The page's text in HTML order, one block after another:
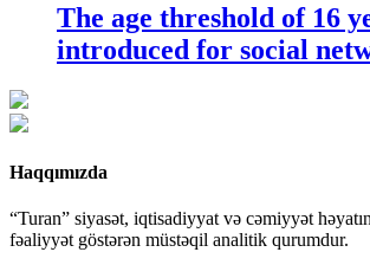
The age threshold of 16
introduced for social
Haqqımızda
“Turan” siyasət, iqtisadiyyat və cəmiyyət
fəaliyyət göstərən müstəqil analitik qurumdur.